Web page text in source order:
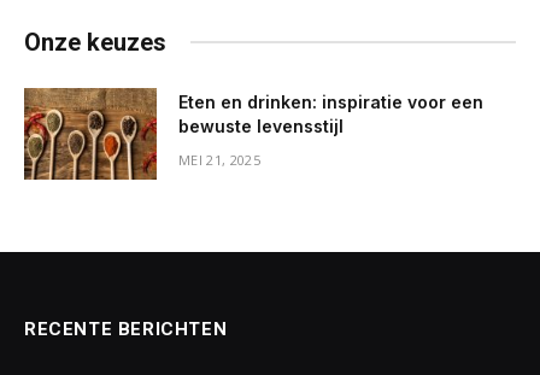
Onze keuzes
Eten en drinken: inspiratie voor een
bewuste levensstijl
MEI 21, 2025
RECENTE BERICHTEN